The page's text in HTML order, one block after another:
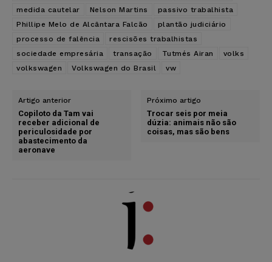
medida cautelar
Nelson Martins
passivo trabalhista
Phillipe Melo de Alcântara Falcão
plantão judiciário
processo de falência
rescisões trabalhistas
sociedade empresária
transação Tutmés Airan
volks
volkswagen
Volkswagen do Brasil vw
Artigo anterior
Copiloto da Tam vai
receber adicional de
periculosidade por
abastecimento da
aeronave
Próximo artigo
Trocar seis por meia
dúzia: animais não são
coisas, mas são bens